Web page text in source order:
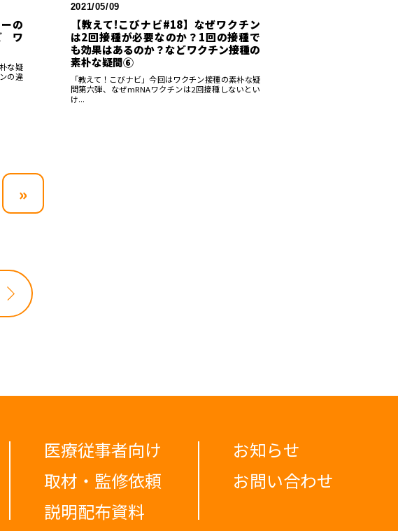
の
ワ
な疑
の違
2021/05/09
【教えて!こびナビ#18】なぜワクチン
は2回接種が必要なのか？1回の接種で
も効果はあるのか？などワクチン接種の
素朴な疑問⑥
「教えて！こびナビ」今回はワクチン接種の素朴な疑
問第六弾、なぜmRNAワクチンは2回接種しないとい
け...
»
医療従事者向け
取材・監修依頼
説明配布資料
お知らせ
お問い合わせ